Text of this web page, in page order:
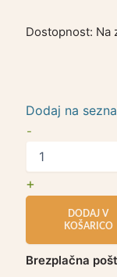
Dostopnost: Na
Dodaj na
-
+
DODAJ V
KOŠARICO
Brezplačna